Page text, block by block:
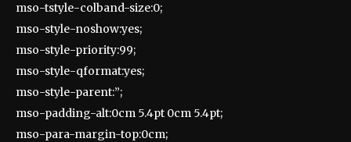
mso-tstyle-colband-size:0;
mso-style-noshow:yes;
mso-style-priority:99;
mso-style-qformat:yes;
mso-style-parent:”;
mso-padding-alt:0cm 5.4pt 0cm 5.4pt;
mso-para-margin-top:0cm;